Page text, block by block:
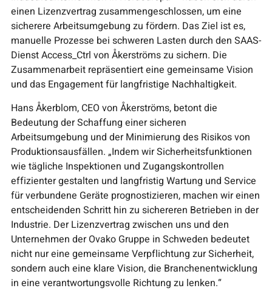
einen Lizenzvertrag zusammengeschlossen, um eine
sicherere Arbeitsumgebung zu fördern. Das Ziel ist es,
manuelle Prozesse bei schweren Lasten durch den SAAS-
Dienst Access_Ctrl von Åkerströms zu sichern. Die
Zusammenarbeit repräsentiert eine gemeinsame Vision
und das Engagement für langfristige Nachhaltigkeit.
Hans Åkerblom, CEO von Åkerströms, betont die
Bedeutung der Schaffung einer sicheren
Arbeitsumgebung und der Minimierung des Risikos von
Produktionsausfällen. „Indem wir Sicherheitsfunktionen
wie tägliche Inspektionen und Zugangskontrollen
effizienter gestalten und langfristig Wartung und Service
für verbundene Geräte prognostizieren, machen wir einen
entscheidenden Schritt hin zu sichereren Betrieben in der
Industrie. Der Lizenzvertrag zwischen uns und den
Unternehmen der Ovako Gruppe in Schweden bedeutet
nicht nur eine gemeinsame Verpflichtung zur Sicherheit,
sondern auch eine klare Vision, die Branchenentwicklung
in eine verantwortungsvolle Richtung zu lenken.“